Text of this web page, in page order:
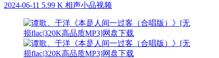
2024-06-11 5.99 K 相声小品视频